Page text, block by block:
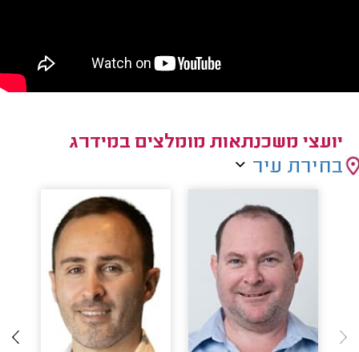
יועצי משכנתאות מומלצים במידרג
בחירת עיר